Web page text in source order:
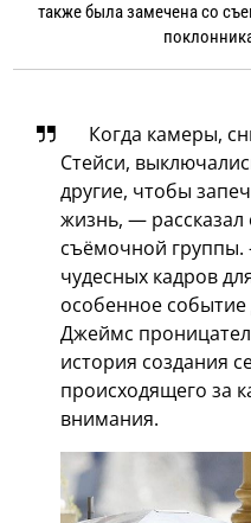
также была замечена со
Когда камеры,
Стейси,
другие, чтобы
жизнь, —
съёмочной
чудесных кадров
особенное событие
Джеймс
история создания
происходящего за
внимания.